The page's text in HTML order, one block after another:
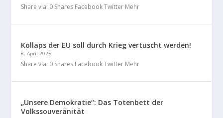
Share via: 0 Shares Facebook Twitter Mehr
Kollaps der EU soll durch Krieg vertuscht werden!
8. April 2025
Share via: 0 Shares Facebook Twitter Mehr
„Unsere Demokratie“: Das Totenbett der
Volkssouveränität